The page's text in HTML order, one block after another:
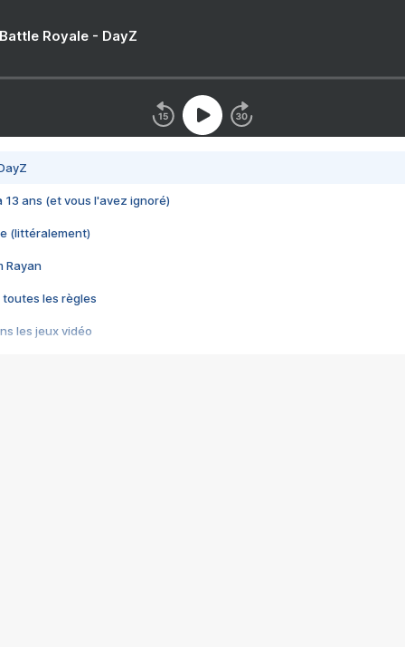
Royale - DayZ
13 ans (et vous l'avez ignoré)
(littéralement)
Rayan
toutes les règles
les jeux vidéo